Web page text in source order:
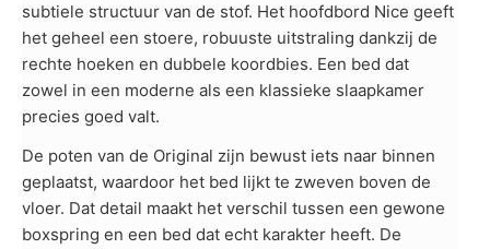
subtiele structuur van de stof. Het hoofdbord Nice geeft
het geheel een stoere, robuuste uitstraling dankzij de
rechte hoeken en dubbele koordbies. Een bed dat
zowel in een moderne als een klassieke slaapkamer
precies goed valt.
De poten van de Original zijn bewust iets naar binnen
geplaatst, waardoor het bed lijkt te zweven boven de
vloer. Dat detail maakt het verschil tussen een gewone
boxspring en een bed dat echt karakter heeft. De